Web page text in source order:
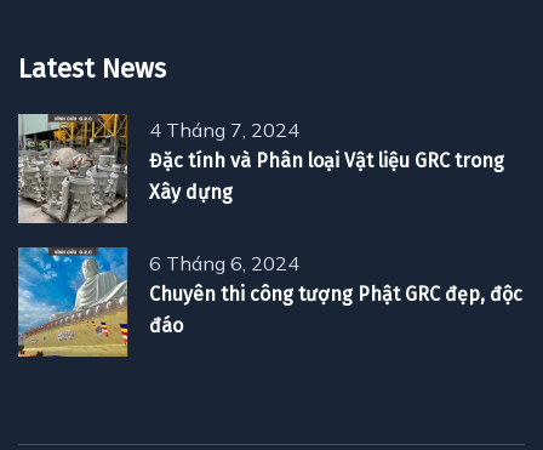
Latest News
4 Tháng 7, 2024
Đặc tính và Phân loại Vật liệu GRC trong
Xây dựng
6 Tháng 6, 2024
Chuyên thi công tượng Phật GRC đẹp, độc
đáo